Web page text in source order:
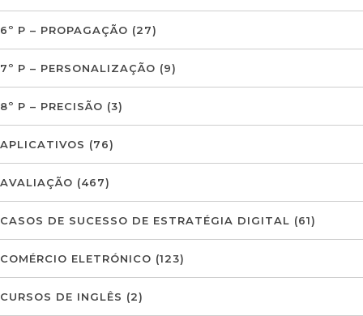
6º P – PROPAGAÇÃO (27)
7º P – PERSONALIZAÇÃO (9)
8º P – PRECISÃO (3)
APLICATIVOS (76)
AVALIAÇÃO (467)
CASOS DE SUCESSO DE ESTRATÉGIA DIGITAL (61)
COMÉRCIO ELETRÓNICO (123)
CURSOS DE INGLÊS (2)